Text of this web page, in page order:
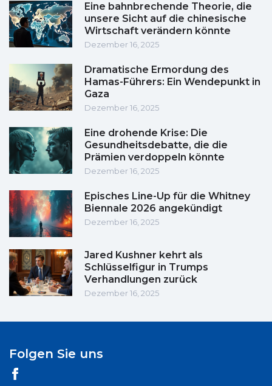
Eine bahnbrechende Theorie, die
unsere Sicht auf die chinesische
Wirtschaft verändern könnte
Dezember 16, 2025
Dramatische Ermordung des
Hamas-Führers: Ein Wendepunkt in
Gaza
Dezember 16, 2025
Eine drohende Krise: Die
Gesundheitsdebatte, die die
Prämien verdoppeln könnte
Dezember 16, 2025
Episches Line-Up für die Whitney
Biennale 2026 angekündigt
Dezember 16, 2025
Jared Kushner kehrt als
Schlüsselfigur in Trumps
Verhandlungen zurück
Dezember 16, 2025
Folgen Sie uns